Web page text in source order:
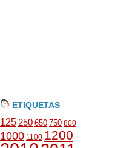
ETIQUETAS
125 250 650 750 800
1000 1100 1200